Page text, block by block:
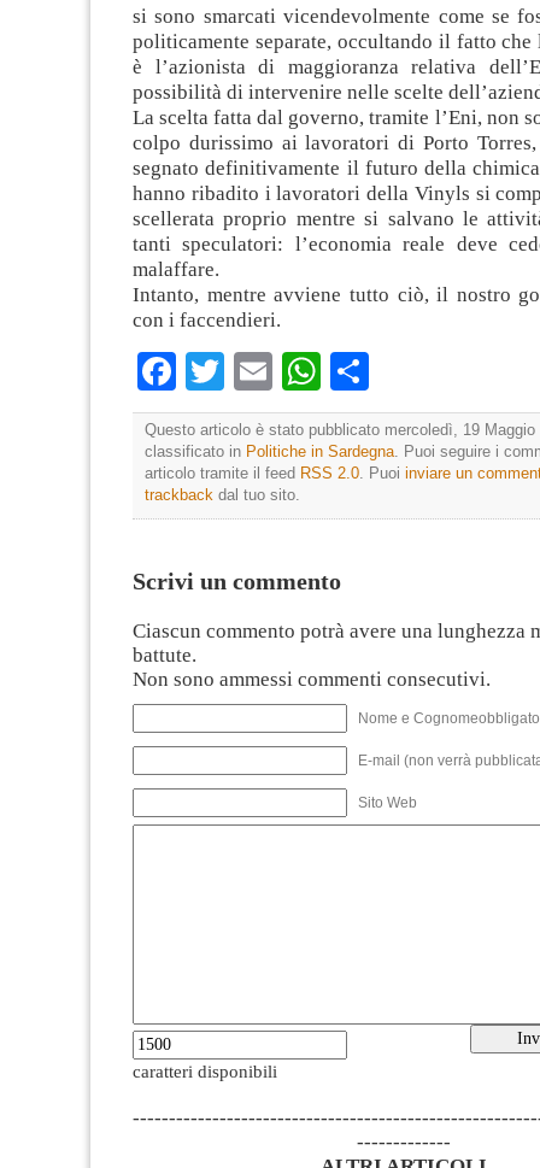
si sono smarcati vicendevolmente come se
politicamente separate, occultando il fatto
è l’azionista di maggioranza relativa
possibilità di intervenire nelle scelte
La scelta fatta dal governo, tramite l’Eni, non
colpo durissimo ai lavoratori di Porto
segnato definitivamente il futuro della
hanno ribadito i lavoratori della Vinyls si
scellerata proprio mentre si salvano le
tanti speculatori: l’economia reale deve
malaffare.
Intanto, mentre avviene tutto ciò, il nostro
con i faccendieri.
Facebook
TwitterEmailWhatsApp
Questo articolo è stato pubblicato mercoledì, 19 Maggio
classificato in Politiche in Sardegna . Puoi seguire i
articolo tramite il feed RSS 2.0 . Puoi inviare un
trackback dal tuo sito.
Scrivi un commento
Ciascun commento potrà avere una lunghezza
battute.
Non sono ammessi commenti consecutivi.
Nome e
E-mail (non verrà
Sito Web
caratteri disponibili
-------------